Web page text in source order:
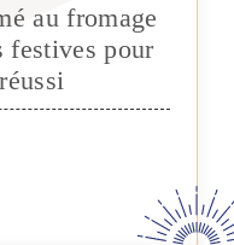
au fromage
festives pour